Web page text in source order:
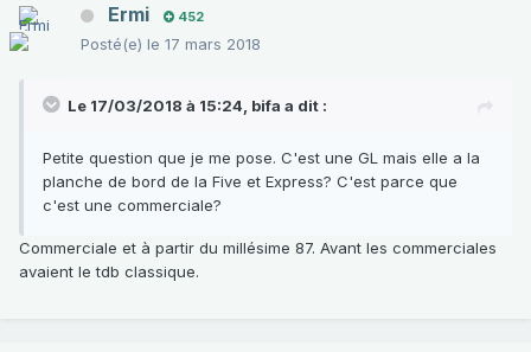
Ermi 452
Posté(e) le 17 mars 2018
Le 17/03/2018 à 15:24, bifa a dit :
Petite question que je me pose. C'est une GL mais elle a la
planche de bord de la Five et Express? C'est parce que
c'est une commerciale?
Commerciale et à partir du millésime 87. Avant les commerciales
avaient le tdb classique.